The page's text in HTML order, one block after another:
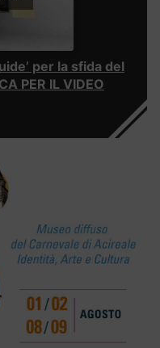
per la sfida del
PER IL VIDEO